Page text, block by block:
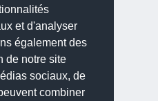
et d'analyser
également des
de notre site
sociaux, de
combiner